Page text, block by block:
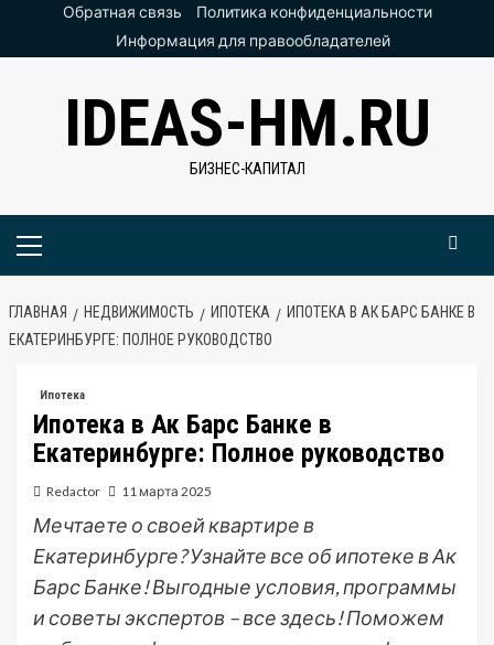
ПерейтиОбратная связь
Политика конфиденциальности
Информация для правообладателей
IDEAS-HM.RU
БИЗНЕС-КАПИТАЛ
Основное
ГЛАВНАЯ НЕДВИЖИМОСТЬ ИПОТЕКА
ИПОТЕКА В АК БАРС БАНКЕ В
ЕКАТЕРИНБУРГЕ: ПОЛНОЕ РУКОВОДСТВО
Ипотека
Ипотека в Ак Барс Банке в
Екатеринбурге: Полное руководство
Redactor 11 марта 2025
Мечтаете о своей квартире в
Екатеринбурге? Узнайте все об ипотеке в Ак
Барс Банке! Выгодные условия, программы
и советы экспертов – все здесь! Поможем